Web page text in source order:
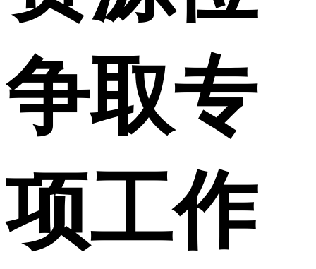
争取专
项工作